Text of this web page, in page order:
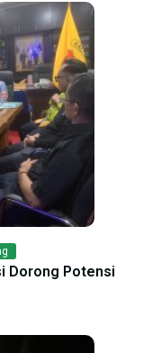
Dorong Potensi